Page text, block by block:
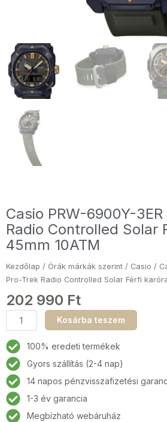
Casio PRW-6900Y-
Radio Controlled Solar
45mm 10ATM
Kezdőlap / Órák márkák szerint / Casio /
Pro-Trek Radio Controlled Solar Férfi
202 990 Ft
Casio
PRW-
6900Y-
3ER
Pro-
Trek
Radio
Controlled
Kosárba teszem
100% eredeti termékek
Gyors szállítás (2-4 nap)
14 napos pénzvisszafizetési
1-3 év garancia
Megbízható webáruház